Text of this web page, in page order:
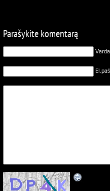
Parašykite komentarą